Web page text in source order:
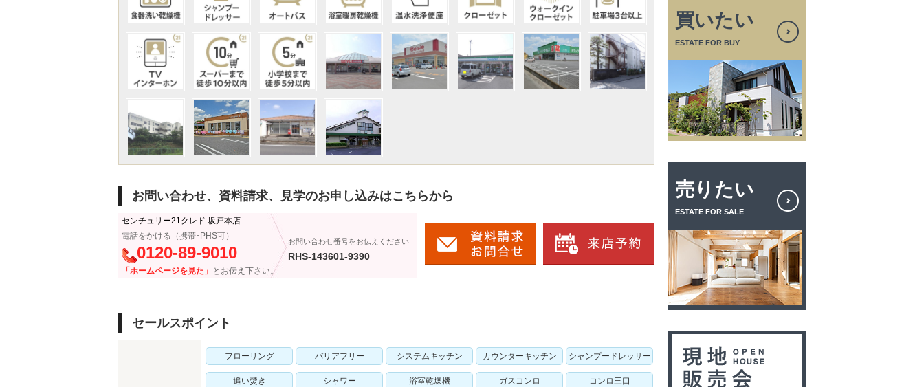
お問い合わせ、資料請求、見学のお申し込みはこちらから
センチュリー21クレド 坂戸本店
電話をかける（携帯･PHS可）
0120-89-9010
「ホームページを見た」 とお伝え下さい。
お問い合わせ番号をお伝えください
RHS-143601-9390
セールスポイント
フローリング バリアフリー システムキッチン カウンターキッチン シャンプードレッサー
追い焚き シャワー 浴室乾燥機 ガスコンロ コンロ三口
買いたい
ESTATE FOR BUY
売りたい
ESTATE FOR SALE